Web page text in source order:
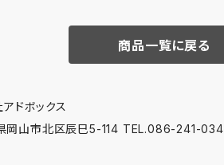
商品一覧に戻る
ドボックス
山市北区辰巳5-114 TEL.086-241-